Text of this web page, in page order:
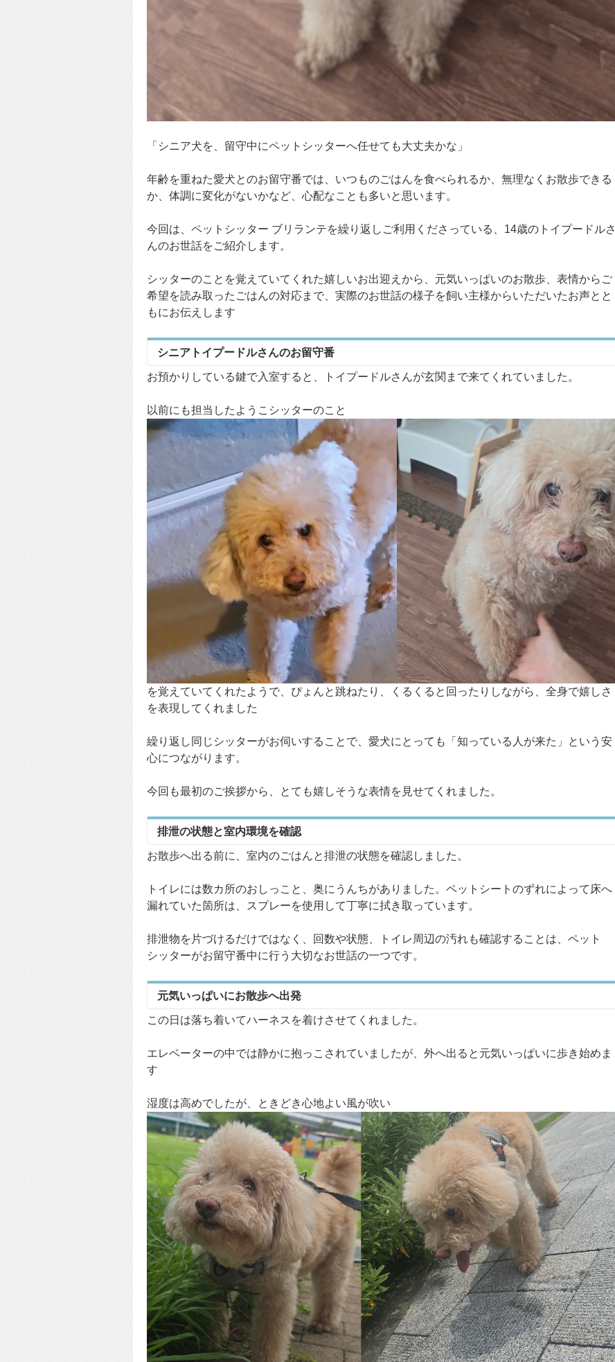
「シニア犬を、留守中にペットシッターへ任せても大丈夫かな」
年齢を重ねた愛犬とのお留守番では、いつものごはんを食べられるか、無理なくお散歩できる
か、体調に変化がないかなど、心配なことも多いと思います。
今回は、ペットシッター ブリランテを繰り返しご利用くださっている、14歳のトイプードルさ
んのお世話をご紹介します。
シッターのことを覚えていてくれた嬉しいお出迎えから、元気いっぱいのお散歩、表情からご
希望を読み取ったごはんの対応まで、実際のお世話の様子を飼い主様からいただいたお声とと
もにお伝えします
シニアトイプードルさんのお留守番
お預かりしている鍵で入室すると、トイプードルさんが玄関まで来てくれていました。
以前にも担当したようこシッターのこと
を覚えていてくれたようで、ぴょんと跳ねたり、くるくると回ったりしながら、全身で嬉しさ
を表現してくれました
繰り返し同じシッターがお伺いすることで、愛犬にとっても「知っている人が来た」という安
心につながります。
今回も最初のご挨拶から、とても嬉しそうな表情を見せてくれました。
排泄の状態と室内環境を確認
お散歩へ出る前に、室内のごはんと排泄の状態を確認しました。
トイレには数カ所のおしっこと、奥にうんちがありました。ペットシートのずれによって床へ
漏れていた箇所は、スプレーを使用して丁寧に拭き取っています。
排泄物を片づけるだけではなく、回数や状態、トイレ周辺の汚れも確認することは、ペット
シッターがお留守番中に行う大切なお世話の一つです。
元気いっぱいにお散歩へ出発
この日は落ち着いてハーネスを着けさせてくれました。
エレベーターの中では静かに抱っこされていましたが、外へ出ると元気いっぱいに歩き始めま
す
湿度は高めでしたが、ときどき心地よい風が吹い